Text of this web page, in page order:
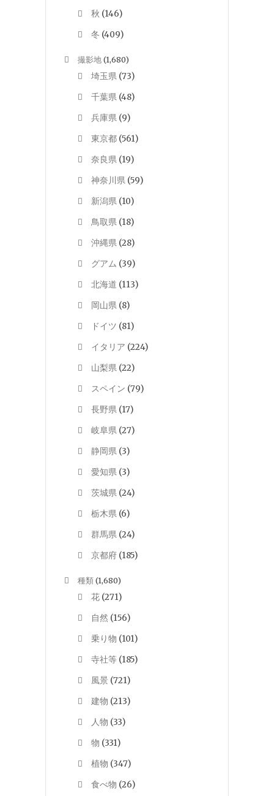
秋 (146)
冬 (409)
撮影地(1,680)
埼玉県 (73)
千葉県 (48)
兵庫県 (9)
東京都 (561)
奈良県 (19)
神奈川県 (59)
新潟県 (10)
鳥取県 (18)
沖縄県 (28)
グアム (39)
北海道 (113)
岡山県 (8)
ドイツ (81)
イタリア (224)
山梨県 (22)
スペイン (79)
長野県 (17)
岐阜県 (27)
静岡県 (3)
愛知県 (3)
茨城県 (24)
栃木県 (6)
群馬県 (24)
京都府 (185)
種類(1,680)
花 (271)
自然 (156)
乗り物 (101)
寺社等 (185)
風景 (721)
建物 (213)
人物 (33)
物 (331)
植物 (347)
食べ物 (26)